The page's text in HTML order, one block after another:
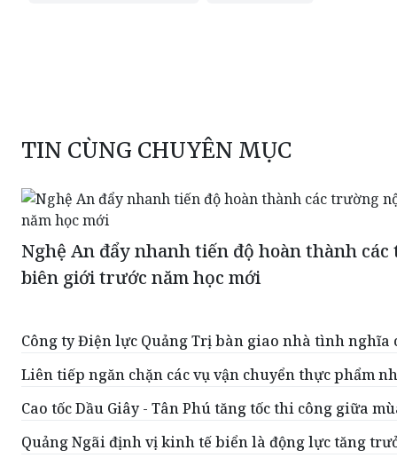
TIN CÙNG CHUYÊN MỤC
Nghệ An đẩy nhanh tiến độ hoàn thành
biên giới trước năm học mới
Công ty Điện lực Quảng Trị bàn giao nhà tình nghĩa
Liên tiếp ngăn chặn các vụ vận chuyển thực phẩm
Cao tốc Dầu Giây - Tân Phú tăng tốc thi công giữa
Quảng Ngãi định vị kinh tế biển là động lực tăng